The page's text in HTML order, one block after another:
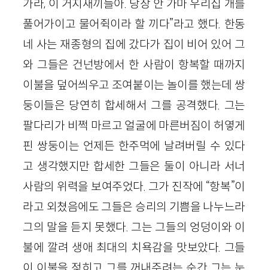
가라, 이 거지새끼들아. 당장 안 가마 우리집 개를
풀어가이고 물어쥑이라 할 끼다”라고 했다. 한동
네 사는 재종형의 집에 갔다가 집이 비어 있어 그
와 그들은 건넌방에서 한 사람이 항복할 때까지
이불을 덮어씌우고 조여붙이는 놀이를 했는데 쌍
둥이들은 당연히 합세해서 그를 공격했다. 그는
팔다리가 비쩍 마르고 얼굴에 마른버짐이 허옇게
핀 쌍둥이는 언제든 한주먹에 날려버릴 수 있다
고 생각했지만 합세한 그들은 둘이 아니라 서너
사람의 위력을 보여주었다. 그가 진작에 “항복”이
라고 외쳤음에도 그들은 승리의 기쁨을 나누느라
그의 말을 듣지 못했다. 그는 그들의 엉덩이와 이
불에 깔려 생애 최대의 치욕감을 맛보았다. 그들